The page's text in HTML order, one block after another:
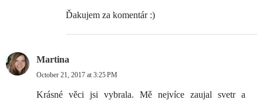
Ďakujem za komentár :)
Martina
October 21, 2017 at 3:25 PM
Krásné věci jsi vybrala. Mě nejvíce zaujal svetr a